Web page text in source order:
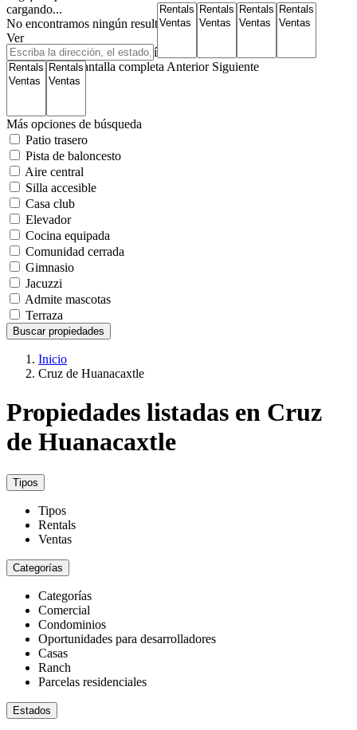
cargando...
No encontramos ningún resultado
Ver
Mapa de carreteras Satélite Híbrido
Mi ubicación Pantalla completa Anterior Siguiente
Más opciones de búsqueda
Patio trasero
Pista de baloncesto
Aire central
Silla accesible
Casa club
Elevador
Cocina equipada
Comunidad cerrada
Gimnasio
Jacuzzi
Admite mascotas
Terraza
Buscar propiedades
Inicio
Cruz de Huanacaxtle
Propiedades listadas en Cruz
de Huanacaxtle
Tipos
Tipos
Rentals
Ventas
Categorías
Categorías
Comercial
Condominios
Oportunidades para desarrolladores
Casas
Ranch
Parcelas residenciales
Estados